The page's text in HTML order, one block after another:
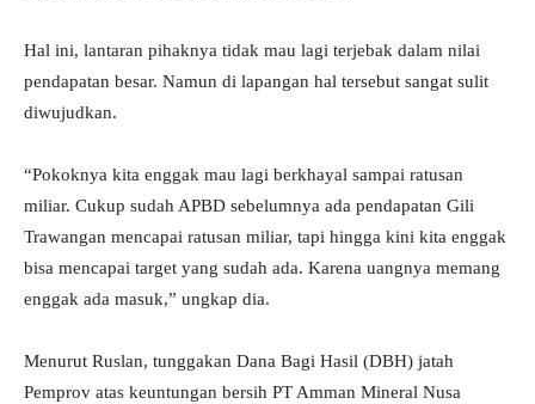
Hal ini, lantaran pihaknya tidak mau lagi terjebak dalam nilai
pendapatan besar. Namun di lapangan hal tersebut sangat sulit
diwujudkan.
“Pokoknya kita enggak mau lagi berkhayal sampai ratusan
miliar. Cukup sudah APBD sebelumnya ada pendapatan Gili
Trawangan mencapai ratusan miliar, tapi hingga kini kita enggak
bisa mencapai target yang sudah ada. Karena uangnya memang
enggak ada masuk,” ungkap dia.
Menurut Ruslan, tunggakan Dana Bagi Hasil (DBH) jatah
Pemprov atas keuntungan bersih PT Amman Mineral Nusa